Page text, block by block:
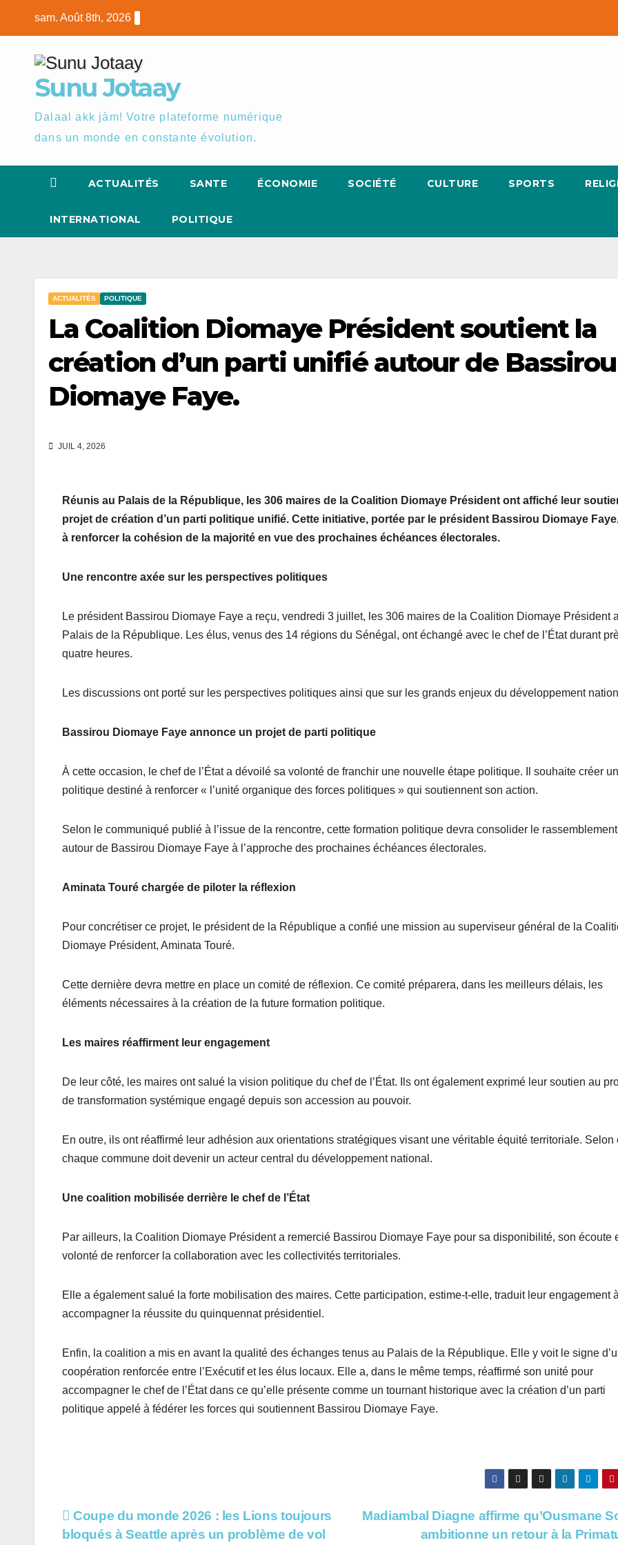
sam. Août 8th, 2026
Sunu Jotaay
Dalaal akk jàm! Votre plateforme numérique
dans un monde en constante évolution.
ACTUALITÉS SANTE ÉCONOMIE SOCIÉTÉ CULTURE SPORTS
INTERNATIONAL POLITIQUE
ACTUALITÉS POLITIQUE
La Coalition Diomaye Président soutient la
création d’un parti unifié autour de Bassirou
Diomaye Faye.
JUIL 4, 2026
Réunis au Palais de la République, les 306 maires de la Coalition Diomaye Président ont affiché leur
projet de création d’un parti politique unifié. Cette initiative, portée par le président Bassirou Diomaye
à renforcer la cohésion de la majorité en vue des prochaines échéances électorales.
Une rencontre axée sur les perspectives politiques
Le président Bassirou Diomaye Faye a reçu, vendredi 3 juillet, les 306 maires de la Coalition Diomaye Président
Palais de la République. Les élus, venus des 14 régions du Sénégal, ont échangé avec le chef de l’État durant
quatre heures.
Les discussions ont porté sur les perspectives politiques ainsi que sur les grands enjeux du développement
Bassirou Diomaye Faye annonce un projet de parti politique
À cette occasion, le chef de l’État a dévoilé sa volonté de franchir une nouvelle étape politique. Il souhaite créer
politique destiné à renforcer « l’unité organique des forces politiques » qui soutiennent son action.
Selon le communiqué publié à l’issue de la rencontre, cette formation politique devra consolider le rassemblement
autour de Bassirou Diomaye Faye à l’approche des prochaines échéances électorales.
Aminata Touré chargée de piloter la réflexion
Pour concrétiser ce projet, le président de la République a confié une mission au superviseur général de la
Diomaye Président, Aminata Touré.
Cette dernière devra mettre en place un comité de réflexion. Ce comité préparera, dans les meilleurs délais, les
éléments nécessaires à la création de la future formation politique.
Les maires réaffirment leur engagement
De leur côté, les maires ont salué la vision politique du chef de l’État. Ils ont également exprimé leur soutien au
de transformation systémique engagé depuis son accession au pouvoir.
En outre, ils ont réaffirmé leur adhésion aux orientations stratégiques visant une véritable équité territoriale. Selon
chaque commune doit devenir un acteur central du développement national.
Une coalition mobilisée derrière le chef de l’État
Par ailleurs, la Coalition Diomaye Président a remercié Bassirou Diomaye Faye pour sa disponibilité, son écoute
volonté de renforcer la collaboration avec les collectivités territoriales.
Elle a également salué la forte mobilisation des maires. Cette participation, estime-t-elle, traduit leur engagement à
accompagner la réussite du quinquennat présidentiel.
Enfin, la coalition a mis en avant la qualité des échanges tenus au Palais de la République. Elle y voit le signe
coopération renforcée entre l’Exécutif et les élus locaux. Elle a, dans le même temps, réaffirmé son unité pour
accompagner le chef de l’État dans ce qu’elle présente comme un tournant historique avec la création d’un parti
politique appelé à fédérer les forces qui soutiennent Bassirou Diomaye Faye.
Navigation
Madiambal Diagne affirme qu’Ousmane
ambitionne un retour à la
Coupe du monde 2026 : les Lions toujours
bloqués à Seattle après un problème de vol